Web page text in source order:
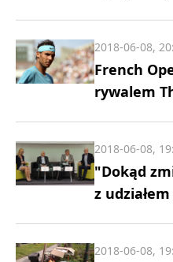
French
rywalem
2018-06-08,
"Dokąd
z
2018-06-08,
2018-06-08,